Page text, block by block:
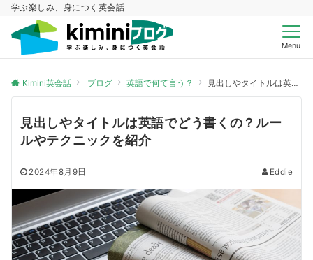
学ぶ楽しみ、身につく英会話
Menu
Kimini英会話 ブログ 英語で何て言う？ 見出しやタイトルは英語でどう書くの？ルールやテクニックを紹介
見出しやタイトルは英語でどう書くの？ルー
ルやテクニックを紹介
2024年8月9日 Eddie